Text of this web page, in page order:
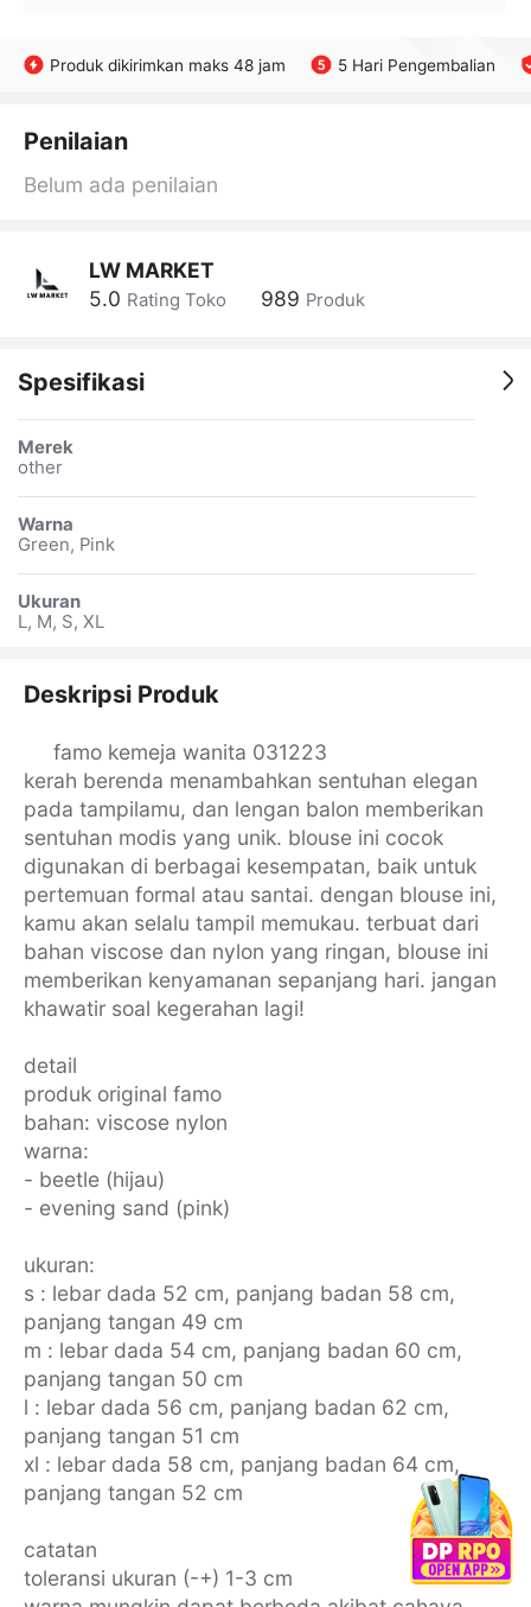
Produk dikirimkan maks 48 jam 5 Hari Pengembalian
Penilaian
Belum ada penilaian
LW MARKET
5.0 Rating Toko 989 Produk
Spesifikasi
Merek
other
Warna
Green, Pink
Ukuran
L, M, S, XL
Deskripsi Produk
famo kemeja wanita 031223
kerah berenda menambahkan sentuhan elegan
pada tampilamu, dan lengan balon memberikan
sentuhan modis yang unik. blouse ini cocok
digunakan di berbagai kesempatan, baik untuk
pertemuan formal atau santai. dengan blouse ini,
kamu akan selalu tampil memukau. terbuat dari
bahan viscose dan nylon yang ringan, blouse ini
memberikan kenyamanan sepanjang hari. jangan
khawatir soal kegerahan lagi!
detail
produk original famo
bahan: viscose nylon
warna:
- beetle (hijau)
- evening sand (pink)
ukuran:
s : lebar dada 52 cm, panjang badan 58 cm,
panjang tangan 49 cm
m : lebar dada 54 cm, panjang badan 60 cm,
panjang tangan 50 cm
l : lebar dada 56 cm, panjang badan 62 cm,
panjang tangan 51 cm
xl : lebar dada 58 cm, panjang badan 64 cm,
panjang tangan 52 cm
catatan
toleransi ukuran (-+) 1-3 cm